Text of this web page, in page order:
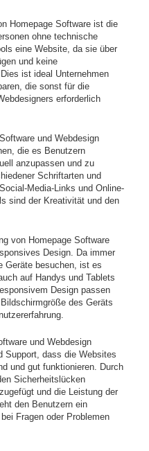
Homepage Software ist die
ohne technische
eine Website, da sie über
und keine
ist ideal Unternehmen
die sonst für die
erforderlich
und Webdesign
die es Benutzern
anzupassen und zu
Schriftarten und
Media-Links und Online-
sind der Kreativität und den
von Homepage Software
Design. Da immer
Geräte besuchen, ist es
auf Handys und Tablets
Design passen
des Geräts
und Webdesign
Support, dass die Websites
und gut funktionieren. Durch
Sicherheitslücken
und die Leistung der
den Benutzern ein
Fragen oder Problemen